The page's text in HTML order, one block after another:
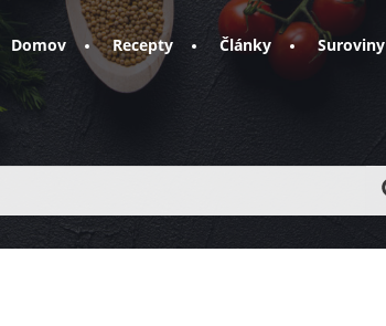
Domov Recepty Články Suroviny